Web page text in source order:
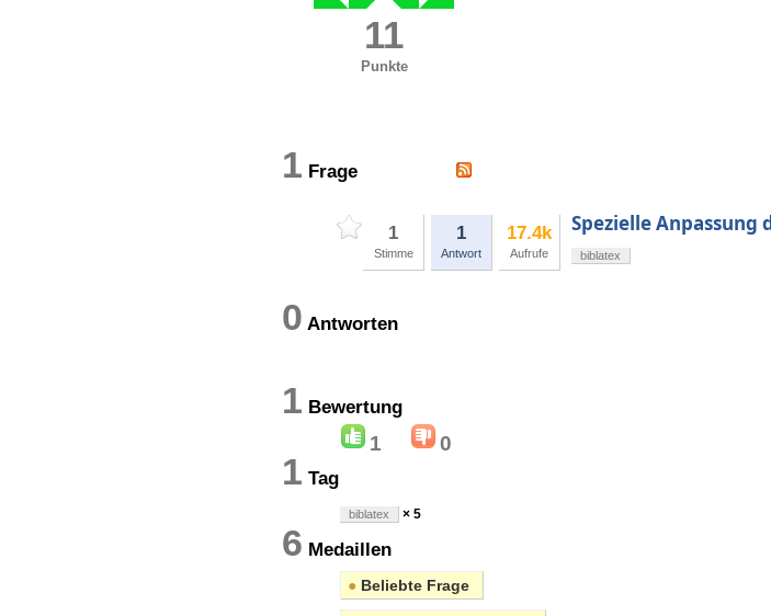
11
Punkte
1 Frage
1
Stimme
1
Antwort
17.4k
Aufrufe
Spezielle
biblatex
0 Antworten
1 Bewertung
1 0
1 Tag
biblatex × 5
6 Medaillen
● Beliebte Frage